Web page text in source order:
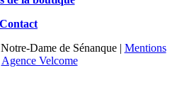
Contact
Dame de Sénanque | Mentions
Agence Velcome